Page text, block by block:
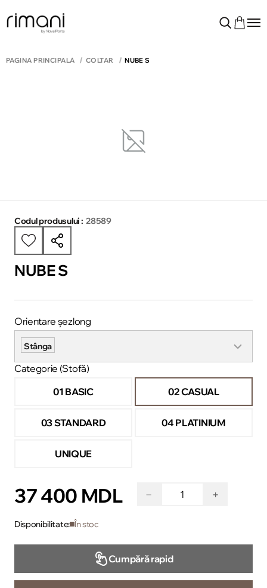
PAGINA PRINCIPALĂ COLTAR NUBE S
Codul produsului : 28589
NUBE S
Orientare șezlong
Stânga
Categorie (Stofă)
01 BASIC
02 CASUAL
03 STANDARD 04 PLATINIUM
UNIQUE
37 400 MDL − +
Disponibilitate: În stoc
Cumpără rapid